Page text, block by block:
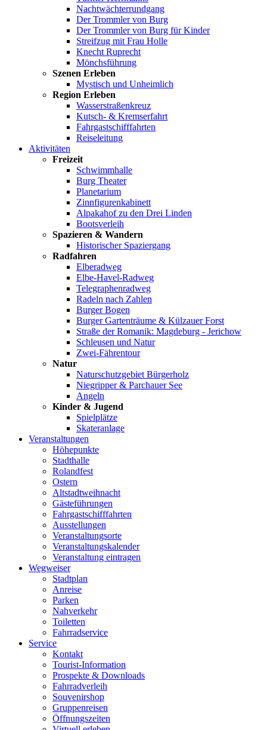
Nachtwächterrundgang
Der Trommler von Burg
Der Trommler von Burg für Kinder
Streifzug mit Frau Holle
Knecht Ruprecht
Mönchsführung
Szenen Erleben
Mystisch und Unheimlich
Region Erleben
Wasserstraßenkreuz
Kutsch- & Kremserfahrt
Fahrgastschifffahrten
Reiseleitung
Aktivitäten
Freizeit
Schwimmhalle
Burg Theater
Planetarium
Zinnfigurenkabinett
Alpakahof zu den Drei Linden
Bootsverleih
Spazieren & Wandern
Historischer Spaziergang
Radfahren
Elberadweg
Elbe-Havel-Radweg
Telegraphenradweg
Radeln nach Zahlen
Burger Bogen
Burger Gartenträume & Külzauer Forst
Straße der Romanik: Magdeburg - Jerichow
Schleusen und Natur
Zwei-Fährentour
Natur
Naturschutzgebiet Bürgerholz
Niegripper & Parchauer See
Angeln
Kinder & Jugend
Spielplätze
Skateranlage
Veranstaltungen
Höhepunkte
Stadthalle
Rolandfest
Ostern
Altstadtweihnacht
Gästeführungen
Fahrgastschifffahrten
Ausstellungen
Veranstaltungsorte
Veranstaltungskalender
Veranstaltung eintragen
Wegweiser
Stadtplan
Anreise
Parken
Nahverkehr
Toiletten
Fahrradservice
Service
Kontakt
Tourist-Information
Prospekte & Downloads
Fahrradverleih
Souvenirshop
Gruppenreisen
Öffnungszeiten